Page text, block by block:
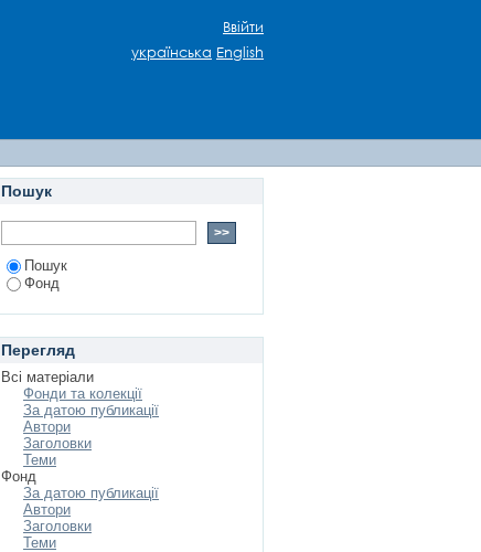
Ввійти
українська English
Пошук
Пошук
Фонд
Перегляд
Всі матеріали
Фонди та колекції
За датою публикації
Автори
Заголовки
Теми
Фонд
За датою публикації
Автори
Заголовки
Теми